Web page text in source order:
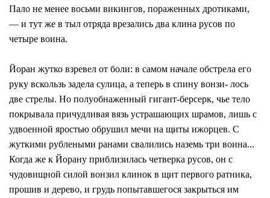
Пало не менее восьми викингов, пораженных дротиками,
— и тут же в тыл отряда врезались два клина русов по
четыре воина.
Йоран жутко взревел от боли: в самом начале обстрела его
руку вскользь задела сулица, а теперь в спину вонзи- лось
две стрелы. Но полуобнаженный гигант-берсерк, чье тело
покрывала причудливая вязь устрашающих шрамов, лишь с
удвоенной яростью обрушил мечи на щиты ижорцев. С
жуткими рублеными ранами свалились наземь три воина...
Когда же к Йорану приблизилась четверка русов, он с
чудовищной силой вонзил клинок в щит первого ратника,
прошив и дерево, и грудь попытавшегося закрыться им